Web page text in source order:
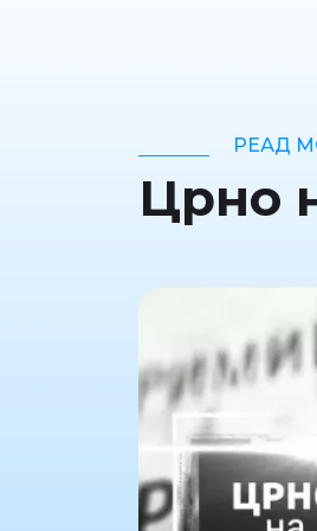
РЕАД
Црно